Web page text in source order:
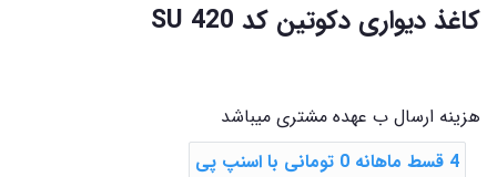
کاغذ دیواری دکوتین کد SU 420
هزینه ارسال ب عهده مشتری میباشد
4 قسط ماهانه 0 تومانی با اسنپ ‌پی